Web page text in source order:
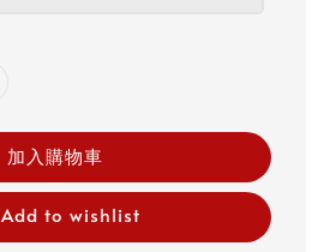
加入購物車
Add to wishlist